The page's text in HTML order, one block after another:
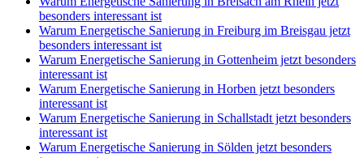
besonders interessant ist
Warum Energetische Sanierung in Freiburg im Breisgau jetzt
besonders interessant ist
Warum Energetische Sanierung in Gottenheim jetzt besonders
interessant ist
Warum Energetische Sanierung in Horben jetzt besonders
interessant ist
Warum Energetische Sanierung in Schallstadt jetzt besonders
interessant ist
Warum Energetische Sanierung in Sölden jetzt besonders